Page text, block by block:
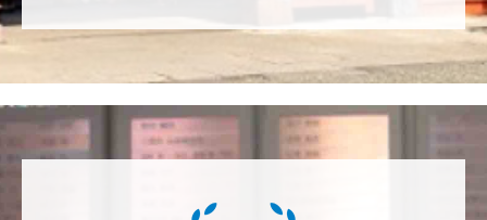
田畑 和樹
対校戦勝利、インカレ優勝目指して頑張ってくださ
い！ <漕艇部>